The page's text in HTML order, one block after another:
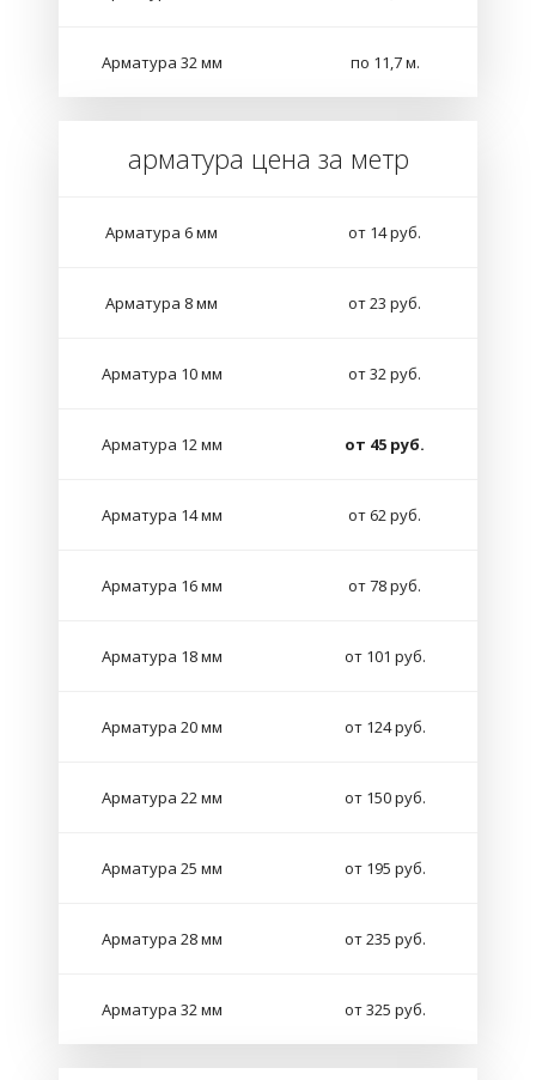
Арматура 32 мм по 11,7 м.
арматура цена за метр
Арматура 6 мм от 14 руб.
Арматура 8 мм от 23 руб.
Арматура 10 мм от 32 руб.
Арматура 12 мм от 45 руб.
Арматура 14 мм от 62 руб.
Арматура 16 мм от 78 руб.
Арматура 18 мм от 101 руб.
Арматура 20 мм от 124 руб.
Арматура 22 мм от 150 руб.
Арматура 25 мм от 195 руб.
Арматура 28 мм от 235 руб.
Арматура 32 мм от 325 руб.